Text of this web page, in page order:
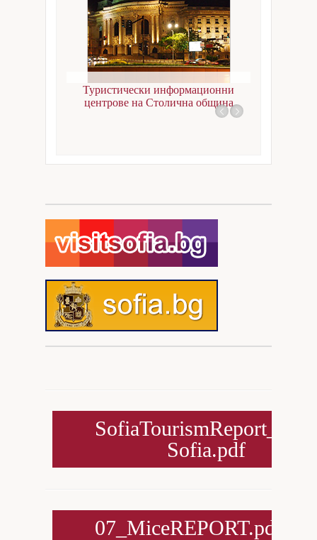
Документи за регистрация
Събития
Въпроси
КариериСофия
Туристически информационни
центрове на Столична община
SofiaTourismReport_Visit
Sofia.pdf
07_MiceREPORT.pdf